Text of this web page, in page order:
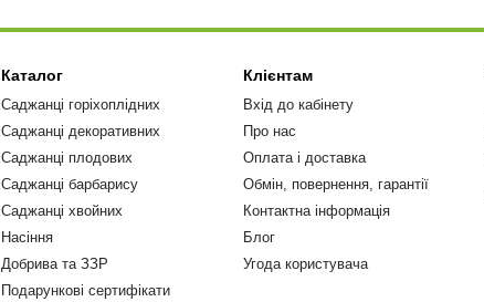
Каталог
Саджанці горіхоплідних
Саджанці декоративних
Саджанці плодових
Саджанці барбарису
Саджанці хвойних
Насіння
Добрива та ЗЗР
Подарункові сертифікати
Клієнтам
Вхід до кабінету
Про нас
Оплата і доставка
Обмін, повернення, гарантії
Контактна інформація
Блог
Угода користувача